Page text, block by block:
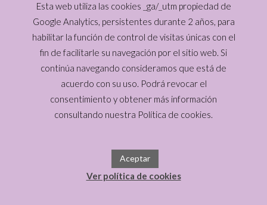
marzo 2019
febrero 2019
enero 2019
diciembre 2018
noviembre 2018
Los dibujos de Candela Riera están registrados en el Registro
Territorial de la Propiedad Intelectual de Madrid, con el Número
de Referencia: 49/281157.9/18
Esta web utiliza las cookies _ga/_utm propiedad de
Google Analytics, persistentes durante 2 años, para
habilitar la función de control de visitas únicas con el
fin de facilitarle su navegación por el sitio web. Si
continúa navegando consideramos que está de
acuerdo con su uso. Podrá revocar el
consentimiento y obtener más información
consultando nuestra Política de cookies.
Aceptar
Ver política de cookies